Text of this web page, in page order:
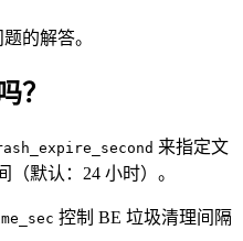
的解答。
？
来指定文
（默认：24 小时）。
控制 BE 垃圾清理间隔